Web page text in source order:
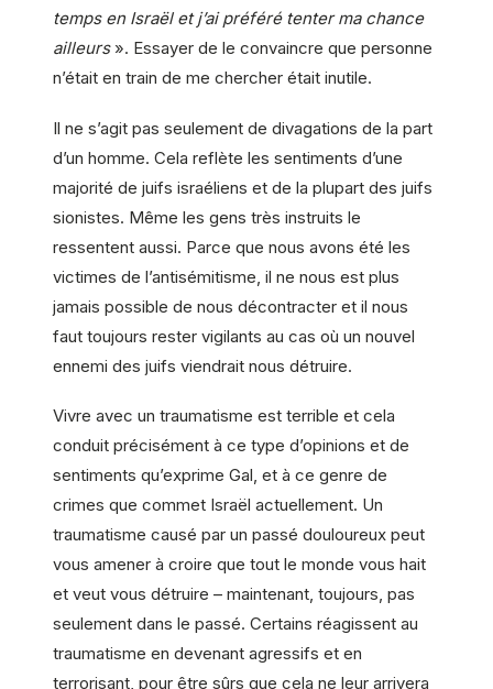
temps en Israël et j’ai préféré tenter ma chance
ailleurs ». Essayer de le convaincre que personne
n’était en train de me chercher était inutile.
Il ne s’agit pas seulement de divagations de la part
d’un homme. Cela reflète les sentiments d’une
majorité de juifs israéliens et de la plupart des juifs
sionistes. Même les gens très instruits le
ressentent aussi. Parce que nous avons été les
victimes de l’antisémitisme, il ne nous est plus
jamais possible de nous décontracter et il nous
faut toujours rester vigilants au cas où un nouvel
ennemi des juifs viendrait nous détruire.
Vivre avec un traumatisme est terrible et cela
conduit précisément à ce type d’opinions et de
sentiments qu’exprime Gal, et à ce genre de
crimes que commet Israël actuellement. Un
traumatisme causé par un passé douloureux peut
vous amener à croire que tout le monde vous hait
et veut vous détruire – maintenant, toujours, pas
seulement dans le passé. Certains réagissent au
traumatisme en devenant agressifs et en
terrorisant, pour être sûrs que cela ne leur arrivera